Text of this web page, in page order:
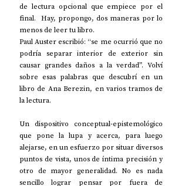
de lectura opcional que empiece por el
final.  Hay, propongo, dos maneras por lo
menos de leer tu libro.
Paul Auster escribió: “se me ocurrió que no
podría separar interior de exterior sin
causar grandes daños a la verdad”. Volví
sobre esas palabras que descubrí en un
libro de Ana Berezin, en varios tramos de
la lectura.
Un dispositivo conceptual-epistemológico
que pone la lupa y acerca, para luego
alejarse, en un esfuerzo por situar diversos
puntos de vista, unos de íntima precisión y
otro de mayor generalidad. No es nada
sencillo lograr pensar por fuera de